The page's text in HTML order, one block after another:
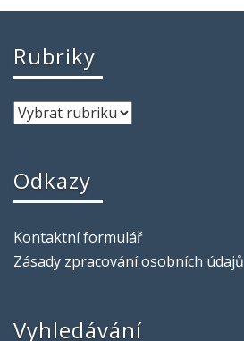
Rubriky
Odkazy
Kontaktní formulář
Zásady zpracování osobních údajů
Vyhledávání